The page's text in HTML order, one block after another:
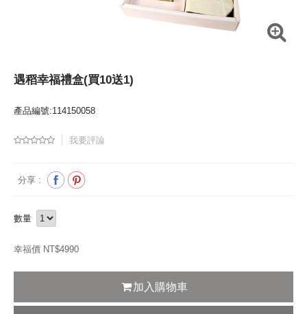
遇稻幸福禮盒(買10送1)
產品編號:114150058
我要評論
分享 :
數量
幸福價 NT$4990
加入購物車